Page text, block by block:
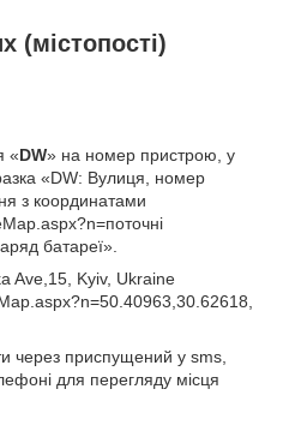
(містопості)
«DW» на номер пристрою, у
«DW: Вулиця, номер
з координатами
батареї».
Ave,15, Kyiv, Ukraine
через приспущений у sms,
для перегляду місця